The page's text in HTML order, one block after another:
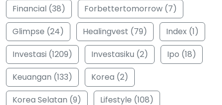
Financial (38)
Forbettertomorrow (7)
Glimpse (24)
Healingvest (79)
Index (1)
Investasi (1209)
Investasiku (2)
Ipo (18)
Keuangan (133)
Korea (2)
Korea Selatan (9)
Lifestyle (108)